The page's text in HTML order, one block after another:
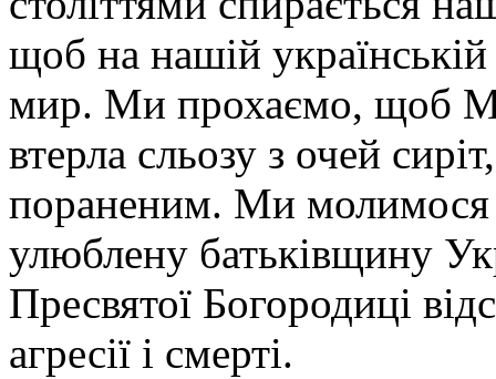
щоб на нашій
мир. Ми прохаємо, щоб
втерла сльозу з очей
пораненим. Ми молимося
улюблену батьківщину
Пресвятої Богородиці
агресії і смерті.